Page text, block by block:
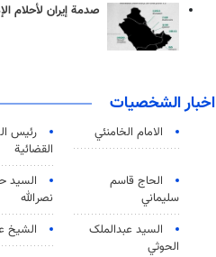
صدمة إيران لأحلام
اخبار الشخصيات
الامام الخامنئي
رئیس
القضائیة
الحاج قاسم
سليماني
السيد
نصرالله
السید عبدالملک
الحوثي
الشيخ